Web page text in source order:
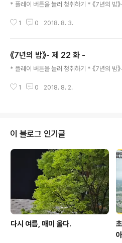
* 플레이 버튼을 눌러 청취하기 * 《7년의 밤
1 0 2018. 8. 3.
《7년의 밤》- 제 22 화 -
* 플레이 버튼을 눌러 청취하기 * 《7년의 밤
1 0 2018. 8. 2.
이 블로그 인기글
다시 여름, 매미 울다.